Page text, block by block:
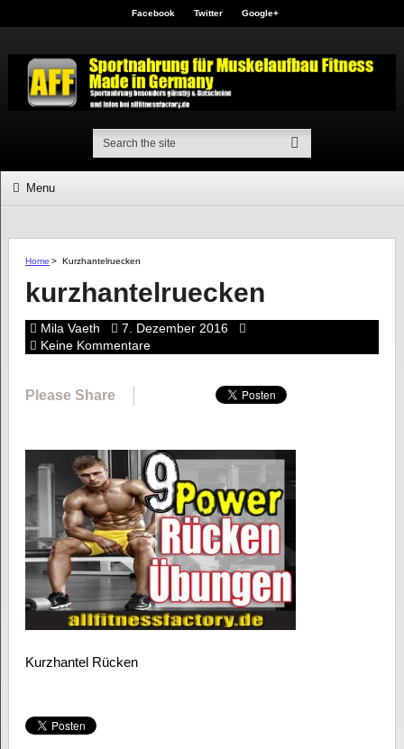
Facebook Twitter Google+
Menu
Home > Kurzhantelruecken
kurzhantelruecken
Mila Vaeth
7. Dezember 2016
Keine Kommentare
Please Share
Kurzhantel Rücken